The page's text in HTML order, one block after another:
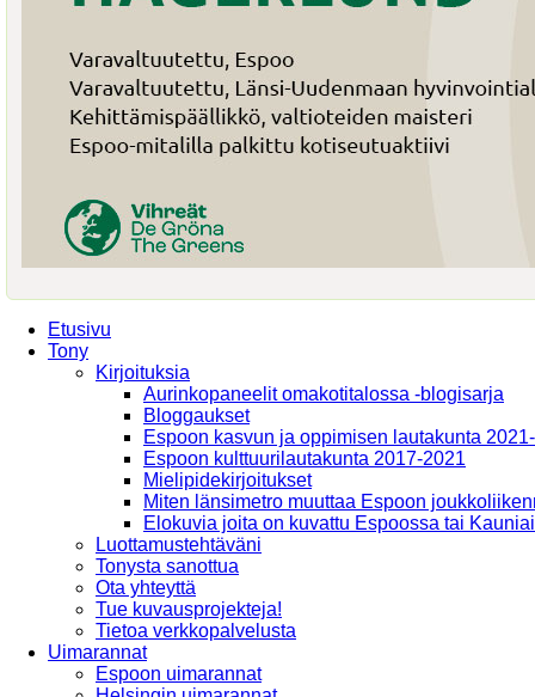
Etusivu
Tony
Kirjoituksia
Aurinkopaneelit omakotitalossa -blogisarja
Bloggaukset
Espoon kasvun ja oppimisen lautakunta
Espoon kulttuurilautakunta 2017-2021
Mielipidekirjoitukset
Miten länsimetro muuttaa Espoon
Elokuvia joita on kuvattu Espoossa tai
Luottamustehtäväni
Tonysta sanottua
Ota yhteyttä
Tue kuvausprojekteja!
Tietoa verkkopalvelusta
Uimarannat
Espoon uimarannat